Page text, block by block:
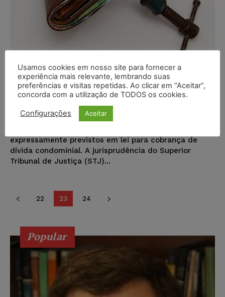
Condomínio não pode utilizar
medidas não pecuniárias para
punir condômino devedor
DIREITO CIVIL Juristas -
expressamente previstos em lei para cobrança de
dívida condominial. A jurisprudência do Superior
Tribunal de Justiça (STJ)...
22 23 24
Popular
Usamos cookies em nosso site para fornecer a
experiência mais relevante, lembrando suas
preferências e visitas repetidas. Ao clicar em “Aceitar”,
concorda com a utilização de TODOS os cookies.
Configurações Aceitar